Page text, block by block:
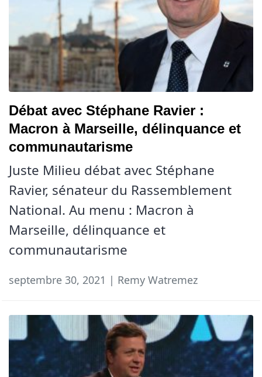
Débat avec Stéphane Ravier :
Macron à Marseille, délinquance et
communautarisme
Juste Milieu débat avec Stéphane
Ravier, sénateur du Rassemblement
National. Au menu : Macron à
Marseille, délinquance et
communautarisme
septembre 30, 2021 | Remy Watremez